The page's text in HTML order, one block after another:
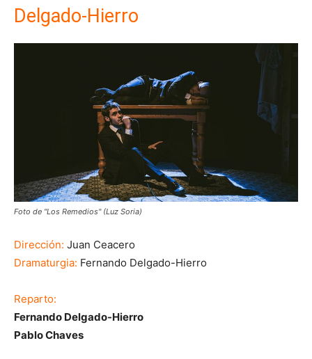
Delgado-Hierro
Foto de "Los Remedios" (Luz Soria)
Dirección: Juan Ceacero
Dramaturgia: Fernando Delgado-Hierro
Reparto:
Fernando Delgado-Hierro
Pablo Chaves